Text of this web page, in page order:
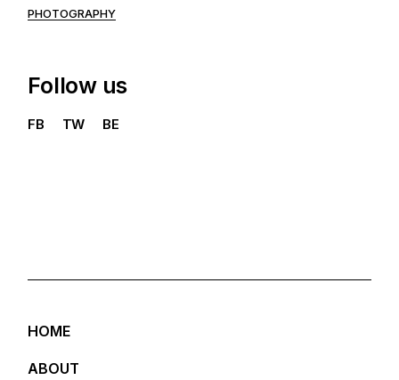
PHOTOGRAPHY
Follow us
FB TW BE
HOME
ABOUT